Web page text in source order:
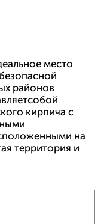
место
районов
кирпича с
на
территория и